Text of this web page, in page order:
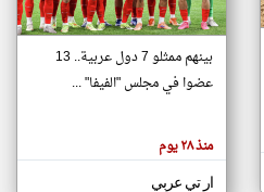
تغيير الدولة
اخبار جزر القمر على مدار الساعة
أهم اخبار جزر القمر العاجلة والمباشرة
بينهم ممثلو 7 دول عربية.. 13
عضوا في مجلس "الفيفا" ...
منذ ٢٨ يوم
ار تي عربي
klyoum.com